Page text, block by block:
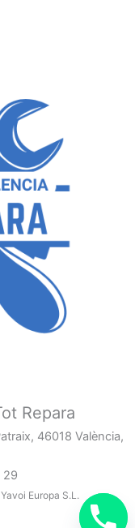
Repara
46018 València,
29
Europa S.L.